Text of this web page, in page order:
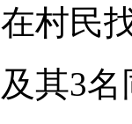
村民
其3